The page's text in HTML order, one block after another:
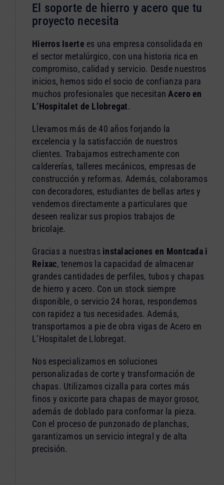
El soporte de hierro y acero que tu
proyecto necesita
Hierros Iserte es una empresa consolidada en
el sector metalúrgico, con una historia rica en
compromiso, calidad y servicio. Desde nuestros
inicios, hemos sido el socio de confianza para
muchos profesionales que necesitanAcero en
L’Hospitalet de Llobregat.
Llevamos más de 40 años forjando la
excelencia y la satisfacción de nuestros
clientes. Trabajamos estrechamente con
caldererías, talleres mecánicos, empresas de
construcción y reformas. Además, colaboramos
con decoradores, estudiantes de bellas artes y
vendemos directamente a particulares que
deseen realizar sus propios trabajos de
bricolaje.
Gracias a nuestras instalaciones en Montcada i
Reixac, tenemos la capacidad de almacenar
grandes cantidades de perfiles, tubos y chapas
de hierro y acero. Con un stock siempre
disponible, o servicio 24 horas, respondemos
con rapidez a tus necesidades. Además,
transportamos a pie de obra vigas de Acero en
L’Hospitalet de Llobregat.
Nos especializamos en soluciones
personalizadas de corte y transformación de
chapas. Utilizamos cizalla para cortes más
finos y oxicorte para chapas de mayor grosor,
además de doblado para conformar la pieza.
Con el proceso de punzonado de planchas,
garantizamos un servicio integral y de alta
precisión.